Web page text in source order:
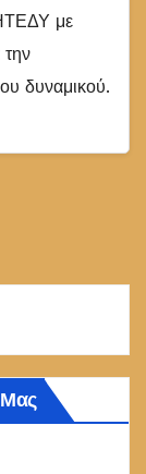
με
δυναμικού.
Μας